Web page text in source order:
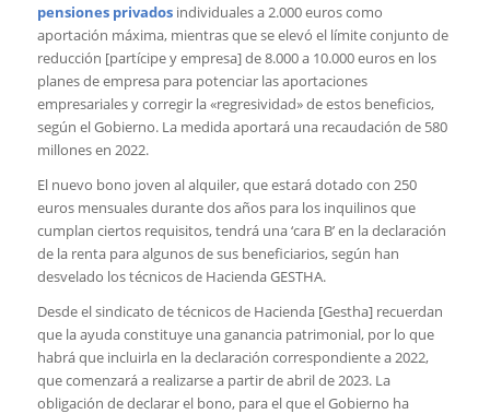
pensiones privadosindividuales a 2.000 euros como
aportación máxima, mientras que se elevó el límite conjunto de
reducción [partícipe y empresa] de 8.000 a 10.000 euros en los
planes de empresa para potenciar las aportaciones
empresariales y corregir la «regresividad» de estos beneficios,
según el Gobierno. La medida aportará una recaudación de 580
millones en 2022.
El nuevo bono joven al alquiler, que estará dotado con 250
euros mensuales durante dos años para los inquilinos que
cumplan ciertos requisitos, tendrá una ‘cara B’ en la declaración
de la renta para algunos de sus beneficiarios, según han
desvelado los técnicos de Hacienda GESTHA.
Desde el sindicato de técnicos de Hacienda [Gestha] recuerdan
que la ayuda constituye una ganancia patrimonial, por lo que
habrá que incluirla en la declaración correspondiente a 2022,
que comenzará a realizarse a partir de abril de 2023. La
obligación de declarar el bono, para el que el Gobierno ha